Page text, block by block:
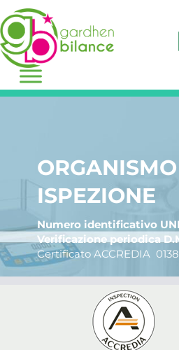
ISPEZIONE
Numero identificativo
Verificazione periodica
Certificato ACCREDIA